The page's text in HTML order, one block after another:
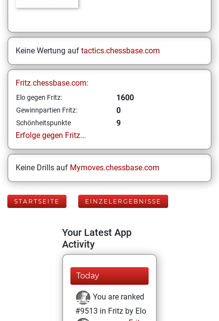
Keine Wertung auf tactics.chessbase.com
Fritz.chessbase.com:
Elo gegen Fritz: 1600
Gewinnpartien Fritz: 0
Schönheitspunkte
9
Erfolge gegen Fritz...
Keine Drills auf Mymoves.chessbase.com
STARTSEITE EINZELERGEBNISSE
Your Latest App
Activity
Today
You are ranked
#9513 in Fritz by Elo